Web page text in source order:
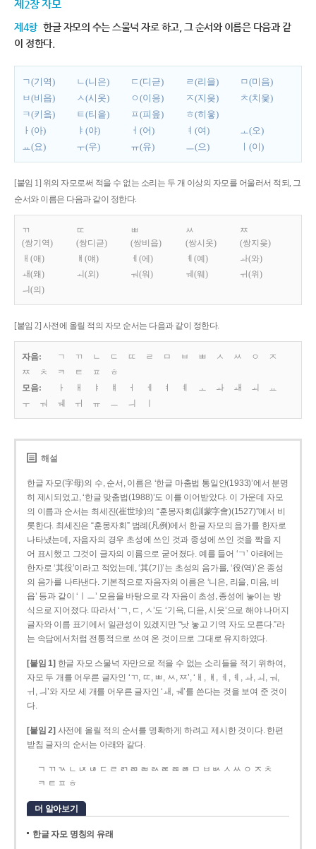
제2장 자모
제4항 한글 자모의 수는 스물넉 자로 하고, 그 순서와 이름은 다음과 같
이 정한다.
ㄱ(기역) ㄴ(니은) ㄷ(디귿) ㄹ(리을)
ㅁ(미음)
ㅂ(비읍)
ㅅ(시옷) ㅇ(이응) ㅈ(지읒)
ㅊ(치읓)
ㅋ(키읔)
ㅌ(티읕) ㅍ(피읖)
ㅎ(히읗)
ㅏ(아)
ㅑ(야) ㅓ(어) ㅕ(여)
ㅗ(오)
ㅛ(요)
ㅜ(우) ㅠ(유) ㅡ(으) ㅣ(이)
[붙임 1] 위의 자모로써 적을 수 없는 소리는 두 개 이상의 자모를 어울러서 적되, 그
순서와 이름은 다음과 같이 정한다.
ㄲ
(쌍기역)
ㄸ
(쌍디귿)
ㅃ
(쌍비읍)
ㅆ
(쌍시옷)
ㅉ
(쌍지읒)
ㅐ(애)
ㅒ(얘) ㅔ(에) ㅖ(예)
ㅘ(와)
ㅙ(왜)
ㅚ(외) ㅝ(워) ㅞ(웨)
ㅟ(위)
ㅢ(의)
[붙임 2] 사전에 올릴 적의 자모 순서는 다음과 같이 정한다.
자음: ㄱ ㄲ ㄴ ㄷ ㄸ ㄹ ㅁ ㅂ ㅃ ㅅ ㅆ ㅇ
ㅈ
ㅉ
ㅊ ㅋ ㅌ ㅍ
ㅎ
모음:
ㅏ ㅐ ㅑ ㅒ ㅓ ㅔ ㅕ ㅖ ㅗ ㅘ ㅙ ㅚ
ㅛ
ㅜ
ㅝ ㅞ ㅟ ㅠ ㅡ ㅢ
해설
한글 자모(字母)의 수, 순서, 이름은 ‘한글 마춤법 통일안(1933)’에서 분명
히 제시되었고, ‘한글 맞춤법(1988)’도 이를 이어받았다. 이 가운데 자모
의 이름과 순서는 최세진(崔世珍)의 “훈몽자회(訓蒙字會)(1527)”에서 비
롯한다. 최세진은 “훈몽자회” 범례(凡例)에서 한글 자모의 음가를 한자로
나타냈는데, 자음자의 경우 초성에 쓰인 것과 종성에 쓰인 것을 짝을 지
어 표시했고 그것이 글자의 이름으로 굳어졌다. 예를 들어 ‘ㄱ’ 아래에는
한자로 ‘其役’이라고 적었는데, ‘其(기)’는 초성의 음가를, ‘役(역)’은 종성
의 음가를 나타낸다. 기본적으로 자음자의 이름은 ‘니은, 리을, 미음, 비
읍’ 등과 같이 ‘ㅣㅡ’ 모음을 바탕으로 각 자음이 초성, 종성에 놓이는 방
식으로 지어졌다. 따라서 ‘ㄱ, ㄷ, ㅅ’도 ‘기윽, 디읃, 시읏’으로 해야 나머지
글자와 이름 표기에서 일관성이 있겠지만 “낫 놓고 기역 자도 모른다.”라
는 속담에서처럼 전통적으로 쓰여 온 것이므로 그대로 유지하였다.
[붙임 1] 한글 자모 스물넉 자만으로 적을 수 없는 소리들을 적기 위하여,
자모 두 개를 어우른 글자인 ‘ㄲ, ㄸ, ㅃ, ㅆ, ㅉ’, ‘ㅐ, ㅒ, ㅔ, ㅖ, ㅘ, ㅚ, ㅝ,
ㅟ, ㅢ’와 자모 세 개를 어우른 글자인 ‘ㅙ, ㅞ’를 쓴다는 것을 보여 준 것이
다.
[붙임 2] 사전에 올릴 적의 순서를 명확하게 하려고 제시한 것이다. 한편
받침 글자의 순서는 아래와 같다.
ㄱ ㄲ ㄳ ㄴ ㄵ ㄶ ㄷ ㄹ ㄺ ㄻ ㄼ ㄽ ㄾ ㄿ ㅀ ㅁ ㅂ ㅄ ㅅ ㅆ ㅇ ㅈ ㅊ
ㅋ ㅌ ㅍ ㅎ
더 알아보기
한글 자모 명칭의 유래